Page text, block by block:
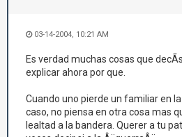
03-14-2004, 10:21 AM
Es verdad muchas cosas que
explicar ahora por que.
Cuando uno pierde un familiar en
caso, no piensa en otra cosa mas
lealtad a la bandera. Querer a tu